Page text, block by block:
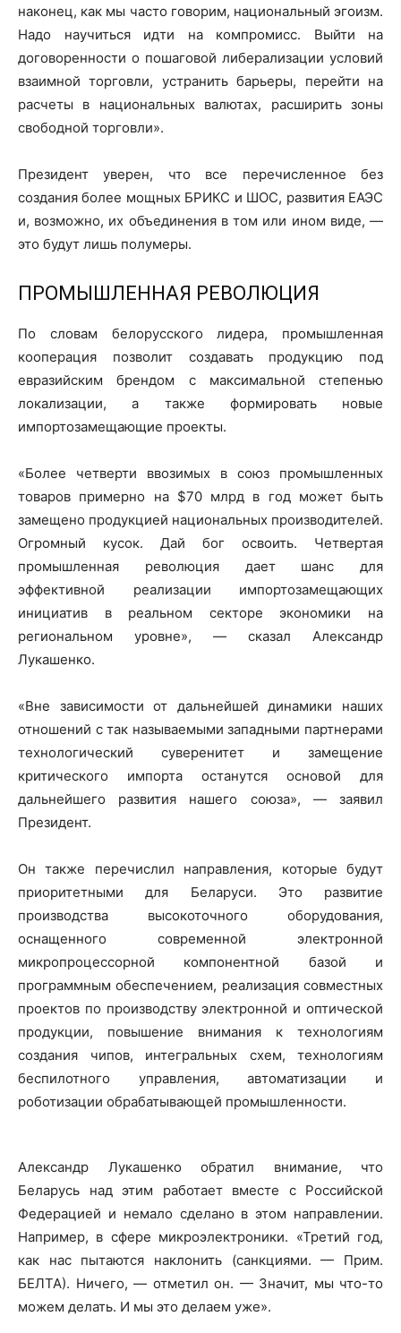
наконец, как мы часто говорим, национальный эгоизм.
Надо научиться идти на компромисс. Выйти на
договоренности о пошаговой либерализации условий
взаимной торговли, устранить барьеры, перейти на
расчеты в национальных валютах, расширить зоны
свободной торговли».
Президент уверен, что все перечисленное без
создания более мощных БРИКС и ШОС, развития ЕАЭС
и, возможно, их объединения в том или ином виде, —
это будут лишь полумеры.
ПРОМЫШЛЕННАЯ РЕВОЛЮЦИЯ
По словам белорусского лидера, промышленная
кооперация позволит создавать продукцию под
евразийским брендом с максимальной степенью
локализации, а также формировать новые
импортозамещающие проекты.
«Более четверти ввозимых в союз промышленных
товаров примерно на $70 млрд в год может быть
замещено продукцией национальных производителей.
Огромный кусок. Дай бог освоить. Четвертая
промышленная революция дает шанс для
эффективной реализации импортозамещающих
инициатив в реальном секторе экономики на
региональном уровне», — сказал Александр
Лукашенко.
«Вне зависимости от дальнейшей динамики наших
отношений с так называемыми западными партнерами
технологический суверенитет и замещение
критического импорта останутся основой для
дальнейшего развития нашего союза», — заявил
Президент.
Он также перечислил направления, которые будут
приоритетными для Беларуси. Это развитие
производства высокоточного оборудования,
оснащенного современной электронной
микропроцессорной компонентной базой и
программным обеспечением, реализация совместных
проектов по производству электронной и оптической
продукции, повышение внимания к технологиям
создания чипов, интегральных схем, технологиям
беспилотного управления, автоматизации и
роботизации обрабатывающей промышленности.
Александр Лукашенко обратил внимание, что
Беларусь над этим работает вместе с Российской
Федерацией и немало сделано в этом направлении.
Например, в сфере микроэлектроники. «Третий год,
как нас пытаются наклонить (санкциями. — Прим.
БЕЛТА). Ничего, — отметил он. — Значит, мы что-то
можем делать. И мы это делаем уже».